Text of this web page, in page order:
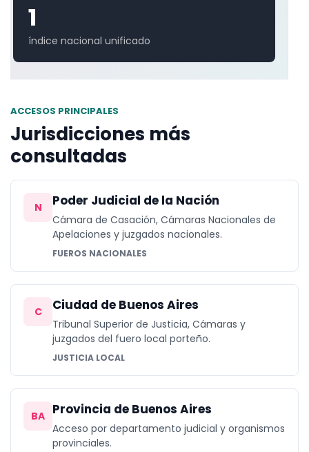
1
índice nacional unificado
ACCESOS PRINCIPALES
Jurisdicciones más
consultadas
N Poder Judicial de la Nación
Cámara de Casación, Cámaras Nacionales de
Apelaciones y juzgados nacionales.
FUEROS NACIONALES
C Ciudad de Buenos Aires
Tribunal Superior de Justicia, Cámaras y
juzgados del fuero local porteño.
JUSTICIA LOCAL
BA Provincia de Buenos Aires
Acceso por departamento judicial y organismos
provinciales.